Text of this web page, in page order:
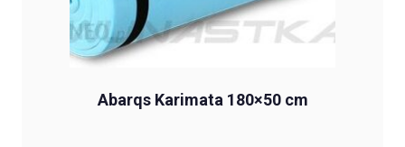
Abarqs Karimata 180×50 cm